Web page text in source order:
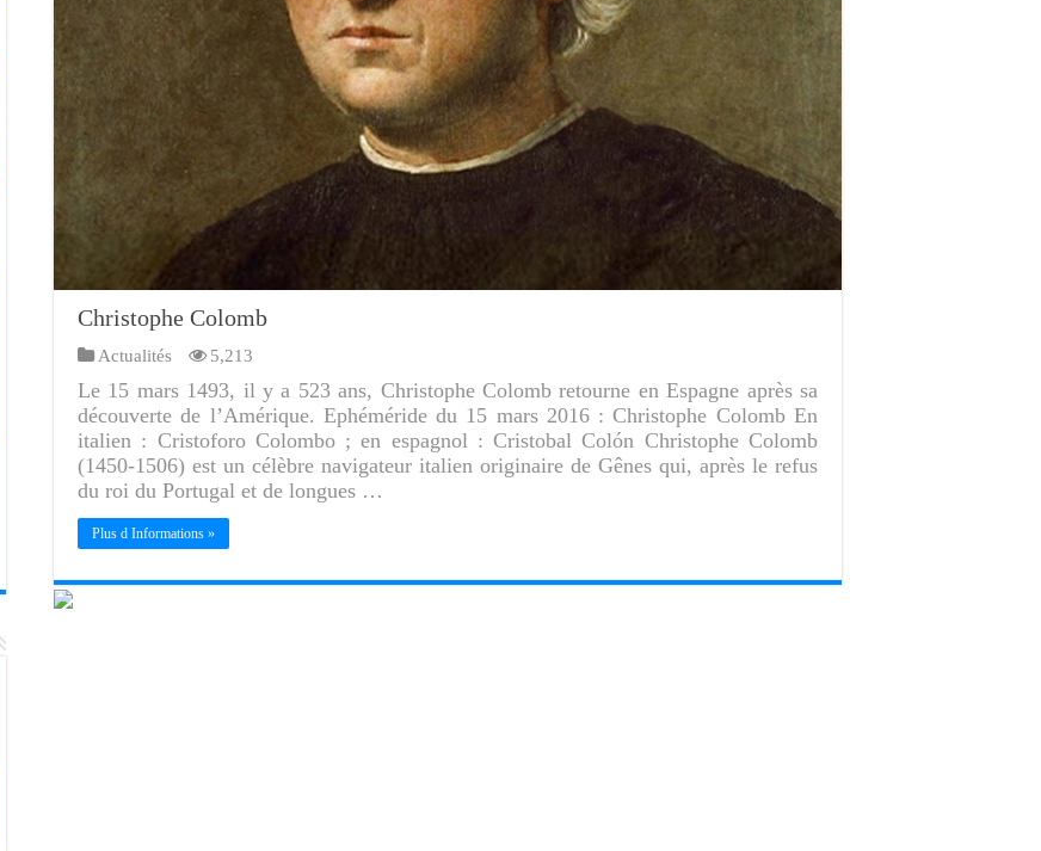
Christophe Colomb
Actualités 5,213
Le 15 mars 1493, il y a 523 ans, Christophe Colomb retourne en Espagne après sa
découverte de l’Amérique. Ephéméride du 15 mars 2016 : Christophe Colomb En
italien : Cristoforo Colombo ; en espagnol : Cristobal Colón Christophe Colomb
(1450-1506) est un célèbre navigateur italien originaire de Gênes qui, après le refus
du roi du Portugal et de longues …
Plus d Informations »